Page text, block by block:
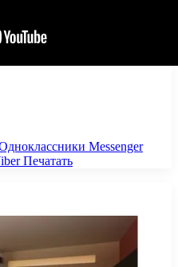
Messenger
Печатать